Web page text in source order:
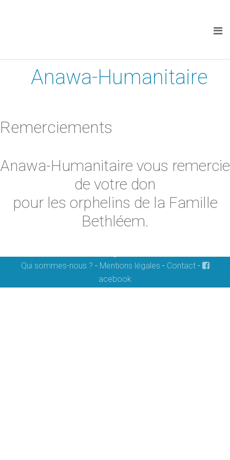
Anawa-Humanitaire
Remerciements
Anawa-Humanitaire vous remercie
de votre don
pour les orphelins de la Famille
Bethléem.
Qui sommes-nous ? - Mentions légales - Contact-
acebook